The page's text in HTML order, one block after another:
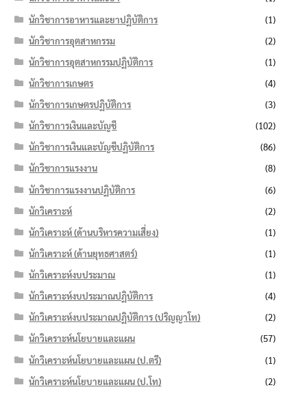
นักวิชาการอาหารและยาปฏิบัติการ
(1)
นักวิชาการอุตสาหกรรม
(2)
นักวิชาการอุตสาหกรรมปฏิบัติการ
(1)
นักวิชาการเกษตร
(4)
นักวิชาการเกษตรปฏิบัติการ
(3)
นักวิชาการเงินและบัญชี
(102)
นักวิชาการเงินและบัญชีปฏิบัติการ
(86)
นักวิชาการแรงงาน
(8)
นักวิชาการแรงงานปฏิบัติการ
(6)
นักวิเคราะห์
(2)
นักวิเคราะห์ (ด้านบริหารความเสี่ยง)
(1)
นักวิเคราะห์ (ด้านยุทธศาสตร์)
(1)
นักวิเคราะห์งบประมาณ
(1)
นักวิเคราะห์งบประมาณปฏิบัติการ
(4)
นักวิเคราะห์งบประมาณปฏิบัติการ (ปริญญาโท)
(2)
นักวิเคราะห์นโยบายและแผน
(57)
นักวิเคราะห์นโยบายและแผน (ป.ตรี)
(1)
นักวิเคราะห์นโยบายและแผน (ป.โท)
(2)